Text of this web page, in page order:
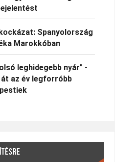
Spanyolország
Marokkóban
leghidegebb nyár" -
az év legforróbb